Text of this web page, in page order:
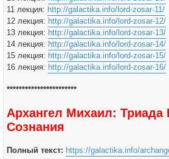
11 лекция: http://galactika.info/lord-zosar-11/
12 лекция: http://galactika.info/lord-zosar-12/
13 лекция: http://galactika.info/lord-zosar-13/
14 лекция: http://galactika.info/lord-zosar-14/
15 лекция: http://galactika.info/lord-zosar-15/
16 лекция: http://galactika.info/lord-zosar-16/
***********************
Архангел Михаил: Триада
Сознания
Полный текст: https://galactika.info/